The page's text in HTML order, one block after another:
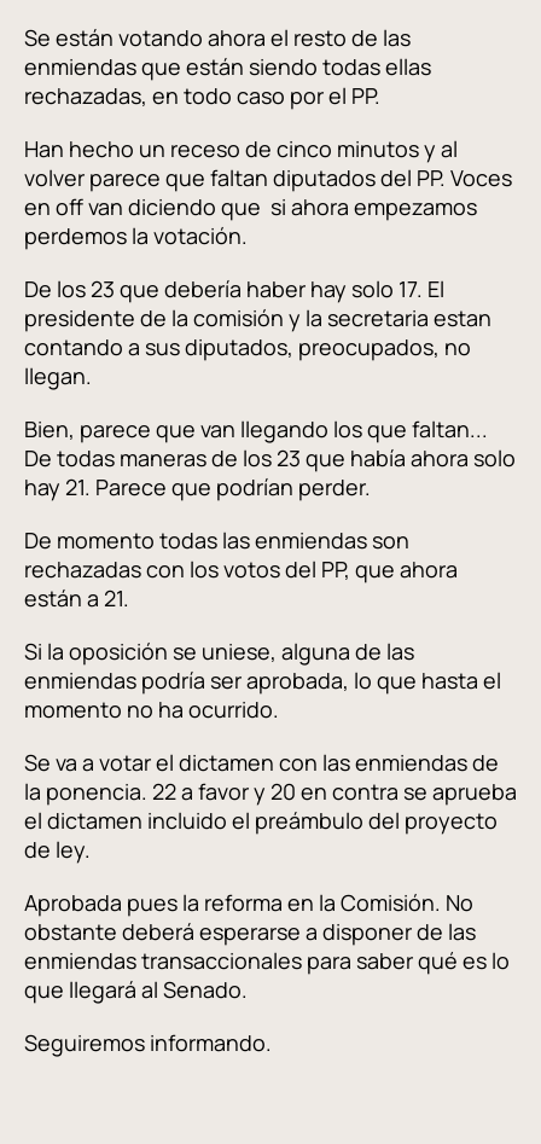
Se están votando ahora el resto de las
enmiendas que están siendo todas ellas
rechazadas, en todo caso por el PP.
Han hecho un receso de cinco minutos y al
volver parece que faltan diputados del PP. Voces
en off van diciendo que si ahora empezamos
perdemos la votación.
De los 23 que debería haber hay solo 17. El
presidente de la comisión y la secretaria estan
contando a sus diputados, preocupados, no
llegan.
Bien, parece que van llegando los que faltan...
De todas maneras de los 23 que había ahora solo
hay 21. Parece que podrían perder.
De momento todas las enmiendas son
rechazadas con los votos del PP, que ahora
están a 21.
Si la oposición se uniese, alguna de las
enmiendas podría ser aprobada, lo que hasta el
momento no ha ocurrido.
Se va a votar el dictamen con las enmiendas de
la ponencia. 22 a favor y 20 en contra se aprueba
el dictamen incluido el preámbulo del proyecto
de ley.
Aprobada pues la reforma en la Comisión. No
obstante deberá esperarse a disponer de las
enmiendas transaccionales para saber qué es lo
que llegará al Senado.
Seguiremos informando.